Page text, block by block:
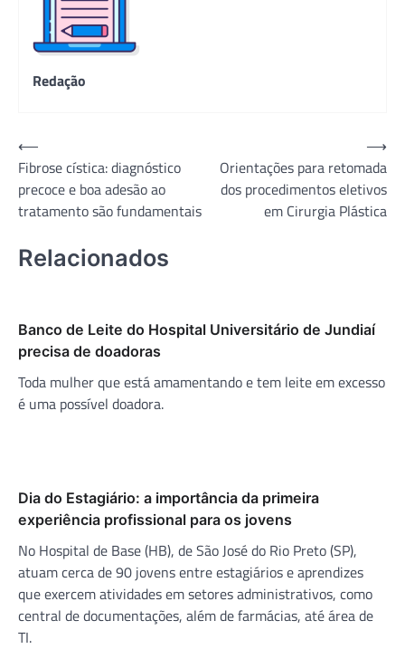
Redação
Navegação
de
Post
⟵
Fibrose cística: diagnóstico
precoce e boa adesão ao
tratamento são fundamentais
Orientações para retomada
dos procedimentos eletivos
em Cirurgia Plástica
⟶
Relacionados
Banco de Leite do Hospital Universitário de Jundiaí
precisa de doadoras
Toda mulher que está amamentando e tem leite em excesso
é uma possível doadora.
Dia do Estagiário: a importância da primeira
experiência profissional para os jovens
No Hospital de Base (HB), de São José do Rio Preto (SP),
atuam cerca de 90 jovens entre estagiários e aprendizes
que exercem atividades em setores administrativos, como
central de documentações, além de farmácias, até área de
TI.